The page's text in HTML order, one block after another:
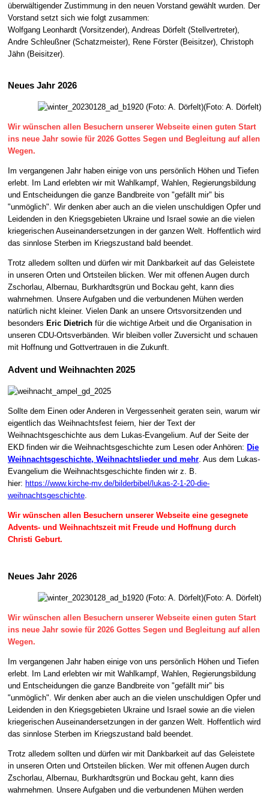
überwältigender Zustimmung in den neuen Vorstand gewählt wurden. Der
Vorstand setzt sich wie folgt zusammen:
Wolfgang Leonhardt (Vorsitzender), Andreas Dörfelt (Stellvertreter),
Andre Schleußner (Schatzmeister), Rene Förster (Beisitzer), Christoph
Jähn (Beisitzer).
Neues Jahr 2026
(Foto: A. Dörfelt)
Wir wünschen allen Besuchern unserer Webseite einen guten Start
ins neue Jahr sowie für 2026 Gottes Segen und Begleitung auf allen
Wegen.
Im vergangenen Jahr haben einige von uns persönlich Höhen und Tiefen
erlebt. Im Land erlebten wir mit Wahlkampf, Wahlen, Regierungsbildung
und Entscheidungen die ganze Bandbreite von "gefällt mir" bis
"unmöglich". Wir denken aber auch an die vielen unschuldigen Opfer und
Leidenden in den Kriegsgebieten Ukraine und Israel sowie an die vielen
kriegerischen Auseinandersetzungen in der ganzen Welt. Hoffentlich wird
das sinnlose Sterben im Kriegszustand bald beendet.
Trotz alledem sollten und dürfen wir mit Dankbarkeit auf das Geleistete
in unseren Orten und Ortsteilen blicken. Wer mit offenen Augen durch
Zschorlau, Albernau, Burkhardtsgrün und Bockau geht, kann dies
wahrnehmen. Unsere Aufgaben und die verbundenen Mühen werden
natürlich nicht kleiner. Vielen Dank an unsere Ortsvorsitzenden und
besonders Eric Dietrich für die wichtige Arbeit und die Organisation in
unseren CDU-Ortsverbänden. Wir bleiben voller Zuversicht und schauen
mit Hoffnung und Gottvertrauen in die Zukunft.
Advent und Weihnachten 2025
Sollte dem Einen oder Anderen in Vergessenheit geraten sein, warum wir
eigentlich das Weihnachtsfest feiern, hier der Text der
Weihnachtsgeschichte aus dem Lukas-Evangelium. Auf der Seite der
EKD finden wir die Weihnachtsgeschichte zum Lesen oder Anhören: Die
Weihnachtsgeschichte, Weihnachtslieder und mehr. Aus dem Lukas-
Evangelium die Weihnachtsgeschichte finden wir z. B.
hier: https://www.kirche-mv.de/bilderbibel/lukas-2-1-20-die-
weihnachtsgeschichte.
Wir wünschen allen Besuchern unserer Webseite eine gesegnete
Advents- und Weihnachtszeit mit Freude und Hoffnung durch
Christi Geburt.
Neues Jahr 2026
(Foto: A. Dörfelt)
Wir wünschen allen Besuchern unserer Webseite einen guten Start
ins neue Jahr sowie für 2026 Gottes Segen und Begleitung auf allen
Wegen.
Im vergangenen Jahr haben einige von uns persönlich Höhen und Tiefen
erlebt. Im Land erlebten wir mit Wahlkampf, Wahlen, Regierungsbildung
und Entscheidungen die ganze Bandbreite von "gefällt mir" bis
"unmöglich". Wir denken aber auch an die vielen unschuldigen Opfer und
Leidenden in den Kriegsgebieten Ukraine und Israel sowie an die vielen
kriegerischen Auseinandersetzungen in der ganzen Welt. Hoffentlich wird
das sinnlose Sterben im Kriegszustand bald beendet.
Trotz alledem sollten und dürfen wir mit Dankbarkeit auf das Geleistete
in unseren Orten und Ortsteilen blicken. Wer mit offenen Augen durch
Zschorlau, Albernau, Burkhardtsgrün und Bockau geht, kann dies
wahrnehmen. Unsere Aufgaben und die verbundenen Mühen werden